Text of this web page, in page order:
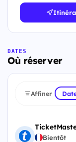
DATES
Où réserver
Affiner
Bientôt